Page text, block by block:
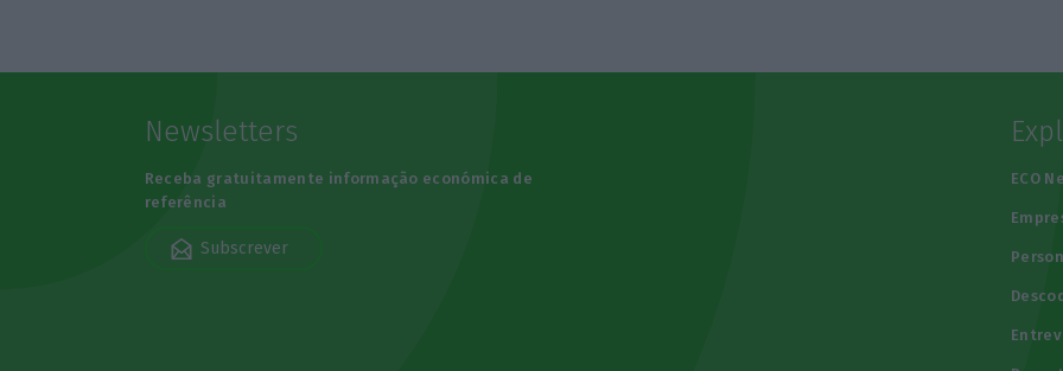
Newsletters
Receba gratuitamente informação económica de
referência
Subscrever
ECO